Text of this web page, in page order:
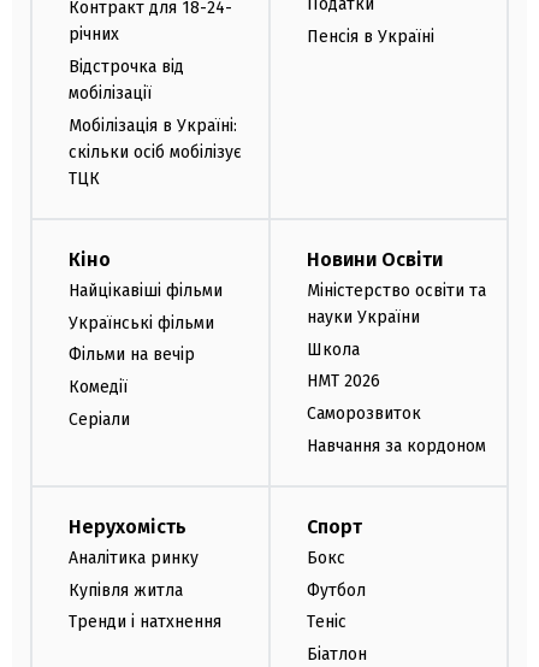
Контракт для 18-24-
річних
Відстрочка від
мобілізації
Мобілізація в Україні:
скільки осіб мобілізує
ТЦК
Податки
Пенсія в Україні
Кіно
Найцікавіші фільми
Українські фільми
Фільми на вечір
Комедії
Серіали
Новини Освіти
Міністерство освіти та
науки України
Школа
НМТ 2026
Саморозвиток
Навчання за кордоном
Нерухомість
Аналітика ринку
Купівля житла
Тренди і натхнення
Спорт
Бокс
Футбол
Теніс
Біатлон